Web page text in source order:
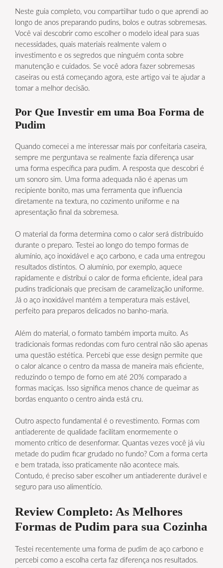
Neste guia completo, vou compartilhar tudo o que aprendi ao
longo de anos preparando pudins, bolos e outras sobremesas.
Você vai descobrir como escolher o modelo ideal para suas
necessidades, quais materiais realmente valem o
investimento e os segredos que ninguém conta sobre
manutenção e cuidados. Se você adora fazer sobremesas
caseiras ou está começando agora, este artigo vai te ajudar a
tomar a melhor decisão.
Por Que Investir em uma Boa Forma de
Pudim
Quando comecei a me interessar mais por confeitaria caseira,
sempre me perguntava se realmente fazia diferença usar
uma forma específica para pudim. A resposta que descobri é
um sonoro sim. Uma forma adequada não é apenas um
recipiente bonito, mas uma ferramenta que influencia
diretamente na textura, no cozimento uniforme e na
apresentação final da sobremesa.
O material da forma determina como o calor será distribuído
durante o preparo. Testei ao longo do tempo formas de
alumínio, aço inoxidável e aço carbono, e cada uma entregou
resultados distintos. O alumínio, por exemplo, aquece
rapidamente e distribui o calor de forma eficiente, ideal para
pudins tradicionais que precisam de caramelização uniforme.
Já o aço inoxidável mantém a temperatura mais estável,
perfeito para preparos delicados no banho-maria.
Além do material, o formato também importa muito. As
tradicionais formas redondas com furo central não são apenas
uma questão estética. Percebi que esse design permite que
o calor alcance o centro da massa de maneira mais eficiente,
reduzindo o tempo de forno em até 20% comparado a
formas maciças. Isso significa menos chance de queimar as
bordas enquanto o centro ainda está cru.
Outro aspecto fundamental é o revestimento. Formas com
antiaderente de qualidade facilitam enormemente o
momento crítico de desenformar. Quantas vezes você já viu
metade do pudim ficar grudado no fundo? Com a forma certa
e bem tratada, isso praticamente não acontece mais.
Contudo, é preciso saber escolher um antiaderente durável e
seguro para uso alimentício.
Review Completo: As Melhores
Formas de Pudim para sua Cozinha
Testei recentemente uma forma de pudim de aço carbono e
percebi como a escolha certa faz diferença nos resultados.